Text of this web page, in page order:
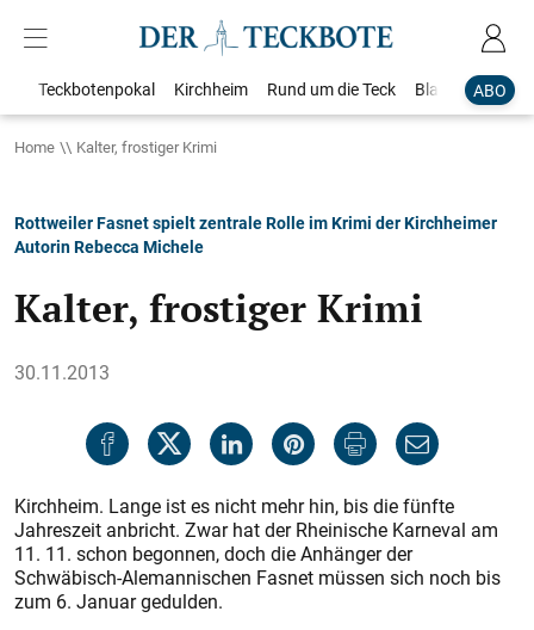
ABO
Teckbotenpokal Kirchheim Rund um die Teck Blaulicht
Home Kalter, frostiger Krimi
Rottweiler Fasnet spielt zentrale Rolle im Krimi der Kirchheimer
Autorin Rebecca Michele
Kalter, frostiger Krimi
30.11.2013
Kirchheim. Lange ist es nicht mehr hin, bis die fünfte
Jahreszeit anbricht. Zwar hat der Rheinische Karneval am
11. 11. schon begonnen, doch die Anhänger der
Schwäbisch-Alemannischen Fasnet müssen sich noch bis
zum 6. Januar gedulden.